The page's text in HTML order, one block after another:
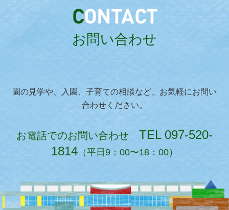
CONTACT
お問い合わせ
園の見学や、入園、子育ての相談など、お気軽にお問い
合わせください。
お電話でのお問い合わせ TEL 097-520-
1814 （平日9：00〜18：00）